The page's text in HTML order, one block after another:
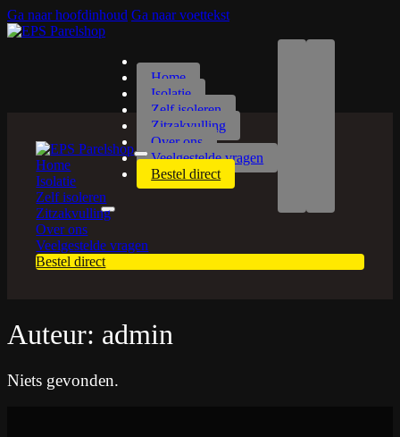
Ga naar hoofdinhoud Ga naar voettekst
Home
Isolatie
Zelf isoleren
Zitzakvulling
Over ons
Veelgestelde vragen
Bestel direct
Home
Isolatie
Zelf isoleren
Zitzakvulling
Over ons
Veelgestelde vragen
Bestel direct
Auteur: admin
Niets gevonden.